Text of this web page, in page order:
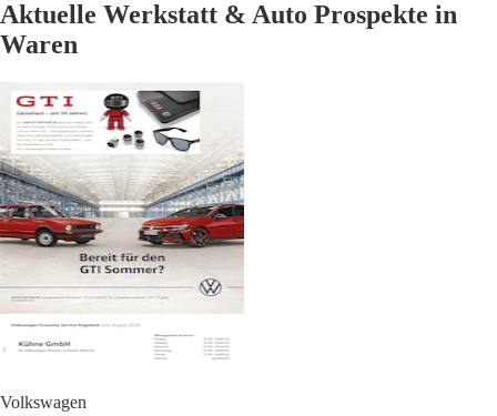
Aktuelle Werkstatt & Auto Prospekte in
Waren
Volkswagen